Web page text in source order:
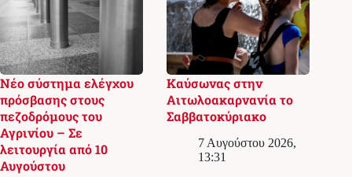
Νέο σύστημα ελέγχου
πρόσβασης στους
πεζοδρόμους του
Αγρινίου – Σε
λειτουργία από 10
Αυγούστου
Καύσωνας στην
Αιτωλοακαρνανία το
Σαββατοκύριακο
7 Αυγούστου 2026,
13:31